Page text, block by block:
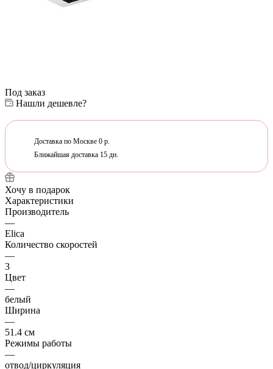
Под заказ
Нашли дешевле?
Доставка по Москве 0 р.
Ближайшая доставка 15 дн.
Хочу в подарок
Характеристики
Производитель
—
Elica
Количество скоростей
—
3
Цвет
—
белый
Ширина
—
51.4 см
Режимы работы
—
отвод/циркуляция